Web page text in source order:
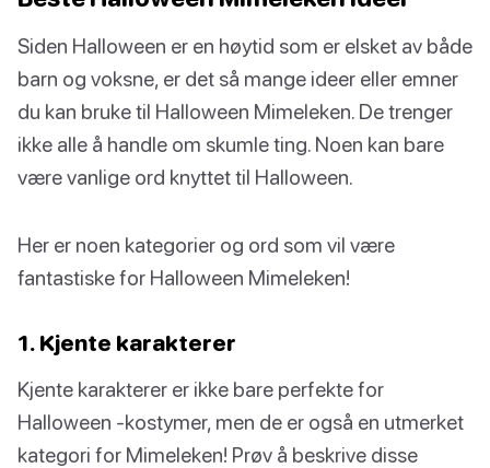
Siden Halloween er en høytid som er elsket av både
barn og voksne, er det så mange ideer eller emner
du kan bruke til Halloween Mimeleken. De trenger
ikke alle å handle om skumle ting. Noen kan bare
være vanlige ord knyttet til Halloween.
Her er noen kategorier og ord som vil være
fantastiske for Halloween Mimeleken!
1. Kjente karakterer
Kjente karakterer er ikke bare perfekte for
Halloween -kostymer, men de er også en utmerket
kategori for Mimeleken! Prøv å beskrive disse